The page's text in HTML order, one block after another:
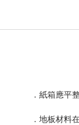
． 紙箱應平
． 地板材料